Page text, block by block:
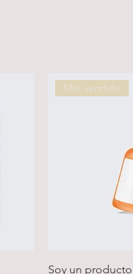
Más vendido
Soy un producto